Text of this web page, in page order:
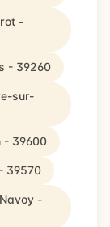
-
- 39260
sur-
- 39600
39570
-